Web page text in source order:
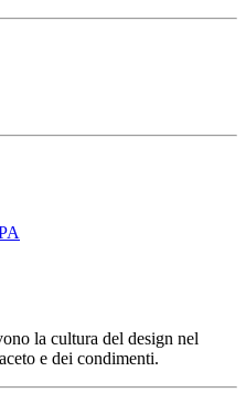
la cultura del design nel
e dei condimenti.